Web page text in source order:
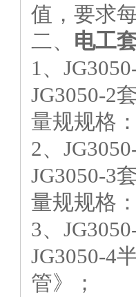
值，要求
二、 电工
1、
JG3050-2
量规规格
2、
JG3050-3
量规规格
3、
JG3050-4
管》；